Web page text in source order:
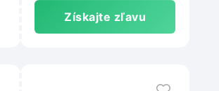
Získajte zľavu